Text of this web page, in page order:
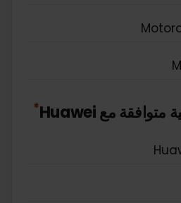
متوافقة معHuawei
*